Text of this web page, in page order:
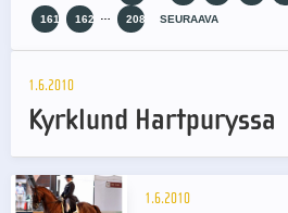
161 162 208 SEURAAVA
1.6.2010
Kyrklund Hartpuryssa
1.6.2010